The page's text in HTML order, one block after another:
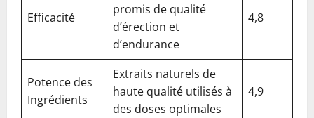
Efficacité
promis de qualité
d’érection et
d’endurance
4,8
Potence des
Ingrédients
Extraits naturels de
haute qualité utilisés à
des doses optimales
4,9